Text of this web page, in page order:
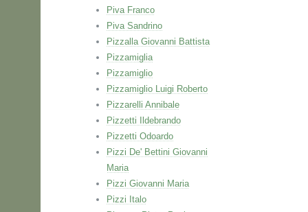
Piva Franco
Piva Sandrino
Pizzalla Giovanni Battista
Pizzamiglia
Pizzamiglio
Pizzamiglio Luigi Roberto
Pizzarelli Annibale
Pizzetti Ildebrando
Pizzetti Odoardo
Pizzi De' Bettini Giovanni
Maria
Pizzi Giovanni Maria
Pizzi Italo